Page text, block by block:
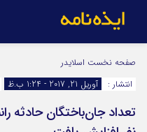
اینستاگرام
سروش
آپارات
رمز عبور
صفحه نخست اسلایدر
انتشار :
آوریل 21, 2017 - 1:24 ب.ظ